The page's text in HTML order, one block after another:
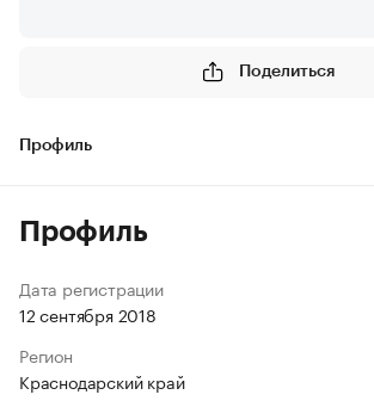
Поделиться
Профиль
Профиль
Дата регистрации
12 сентября 2018
Регион
Краснодарский край